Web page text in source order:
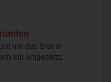
mir das Blut in
toll umgesetzt.